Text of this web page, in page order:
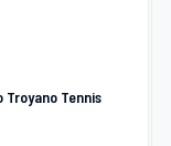
Troyano Tennis